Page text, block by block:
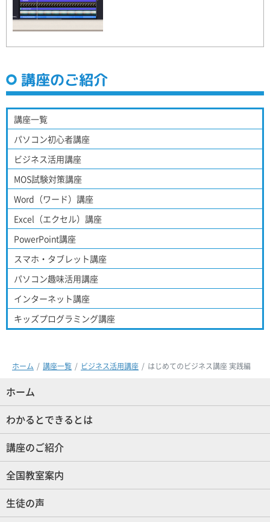
講座のご紹介
講座一覧
パソコン初心者講座
ビジネス活用講座
MOS試験対策講座
Word（ワード）講座
Excel（エクセル）講座
PowerPoint講座
スマホ・タブレット講座
パソコン趣味活用講座
インターネット講座
キッズプログラミング講座
ホーム 講座一覧 ビジネス活用講座 はじめてのビジネス講座 実践編
ホーム
わかるとできるとは
講座のご紹介
全国教室案内
生徒の声